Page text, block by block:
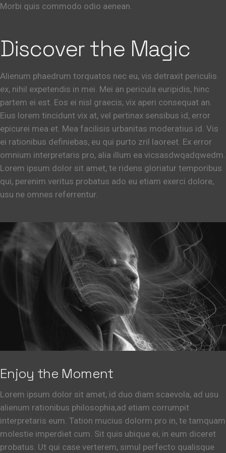
Morbi quis commodo odio aenean.
Discover the Magic
Alienum phaedrum torquatos nec eu, vis detraxit periculis
ex, nihil expetendis in mei. Mei an pericula euripidis, hinc
partem ei est. Eos ei nisl graecis, vix aperi consequat an.
Eius lorem tincidunt vix at, vel pertinax sensibus id, error
epicurei mea et. Mea facilisis urbanitas moderatius id. Vis
ei rationibus definiebas, eu qui purto zril laoreet. Ex error
omnium interpretaris pro, alia illum ea vicsasdwqadqwedm.
Lorem ipsum dolor sit amet, te ridens gloriatur temporibus
qui, perenim veritus probatus ado eu etiam exerci dolore,
usu ne omnes referrentur.
Enjoy the Moment
Lorem ipsum dolor sit amet, id duo diam scaevola, ad usu
alienum rationibus philosophia,ad etiam corrumpit
interpretaris eum. Tation mucius dolorm pro in, te tamquam
molestie imperdiet cum. Sit quis ubique ei, in eum diceret
probatus. Ut qui case verterem, simul perfecto qualisque